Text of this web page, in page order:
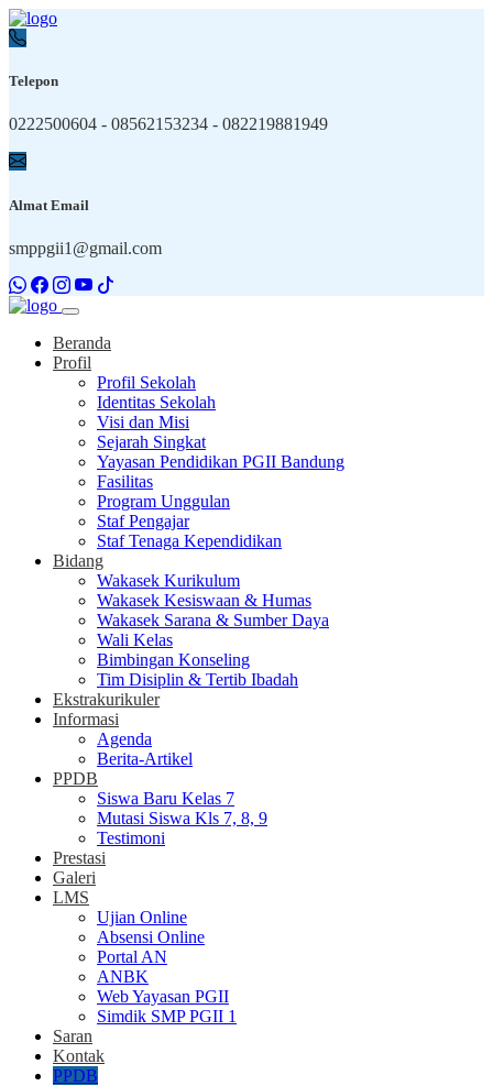
Telepon
0222500604 - 08562153234 - 082219881949
Almat Email
smppgii1@gmail.com
Beranda
Profil
Profil Sekolah
Identitas Sekolah
Visi dan Misi
Sejarah Singkat
Yayasan Pendidikan PGII Bandung
Fasilitas
Program Unggulan
Staf Pengajar
Staf Tenaga Kependidikan
Bidang
Wakasek Kurikulum
Wakasek Kesiswaan & Humas
Wakasek Sarana & Sumber Daya
Wali Kelas
Bimbingan Konseling
Tim Disiplin & Tertib Ibadah
Ekstrakurikuler
Informasi
Agenda
Berita-Artikel
PPDB
Siswa Baru Kelas 7
Mutasi Siswa Kls 7, 8, 9
Testimoni
Prestasi
Galeri
LMS
Ujian Online
Absensi Online
Portal AN
ANBK
Web Yayasan PGII
Simdik SMP PGII 1
Saran
Kontak
PPDB